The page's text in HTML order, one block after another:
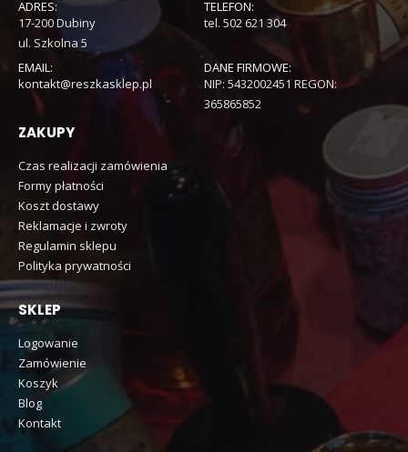
ADRES:
17-200 Dubiny
ul. Szkolna 5
TELEFON:
tel. 502 621 304
EMAIL:
kontakt@reszkasklep.pl
DANE FIRMOWE:
NIP: 5432002451 REGON:
365865852
ZAKUPY
Czas realizacji zamówienia
Formy płatności
Koszt dostawy
Reklamacje i zwroty
Regulamin sklepu
Polityka prywatności
SKLEP
Logowanie
Zamówienie
Koszyk
Blog
Kontakt